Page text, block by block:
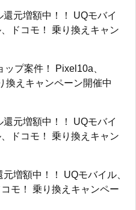
還元増額中！！ UQモバイ
ドコモ！ 乗り換えキャン
ップ案件！ Pixel10a、
換えキャンペーン開催中
還元増額中！！ UQモバイ
ドコモ！ 乗り換えキャン
増額中！！ UQモバイル、
モ！ 乗り換えキャンペー